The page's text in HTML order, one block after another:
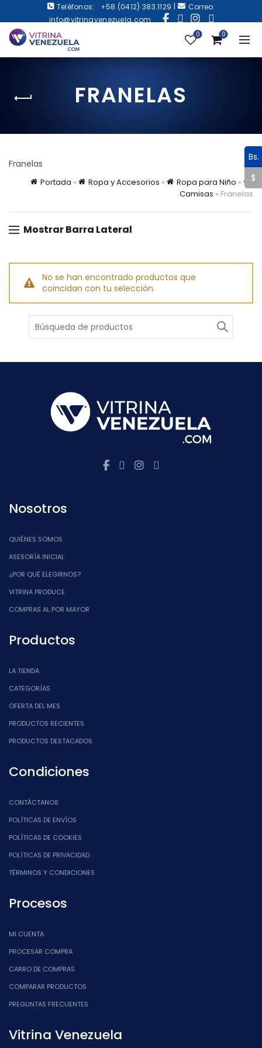
Teléfonos: +58 (0412) 383.1129 |
Correo:
info@vitrinavenezuela.com
0 0
FRANELAS
Franelas
Portada » Ropa y Accesorios » Ropa para Niño »
Camisas » Franelas
Mostrar Barra Lateral
No se han encontrado productos que
coincidan con tu selección.
Buscar
Nosotros
QUIÉNES SOMOS
ASESORÍA INICIAL
¿POR QUÉ ELEGIRNOS?
VITRINA PRODUCE
COMPRAS AL POR MAYOR
Productos
LA TIENDA
CATEGORÍAS
OFERTA DEL MES
PRODUCTOS RECIENTES
PRODUCTOS DESTACADOS
Condiciones
CONTÁCTANOS
POLÍTICAS DE ENVÍOS
POLÍTICAS DE COOKIES
POLÍTICAS DE PRIVACIDAD
TÉRMINOS Y CONDICIONES
Procesos
MI CUENTA
PROCESAR COMPRA
CARRO DE COMPRAS
COMPARAR PRODUCTOS
PREGUNTAS FRECUENTES
Vitrina Venezuela
Bs.
$